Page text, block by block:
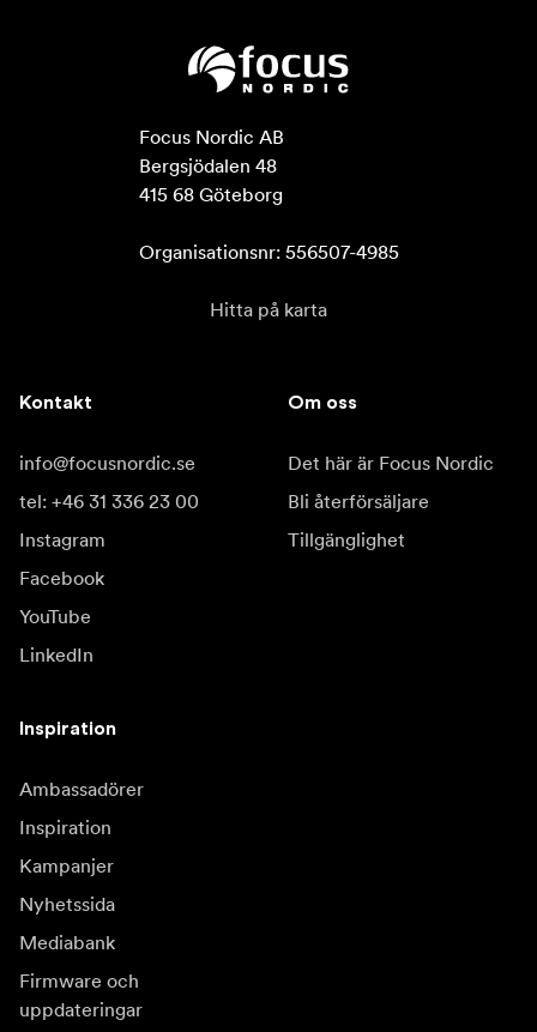
Focus Nordic AB
Bergsjödalen 48
415 68 Göteborg
Organisationsnr: 556507-4985
Hitta på karta
Kontakt
info@focusnordic.se
tel: +46 31 336 23 00
Instagram
Facebook
YouTube
LinkedIn
Om oss
Det här är Focus Nordic
Bli återförsäljare
Tillgänglighet
Inspiration
Ambassadörer
Inspiration
Kampanjer
Nyhetssida
Mediabank
Firmware och
uppdateringar